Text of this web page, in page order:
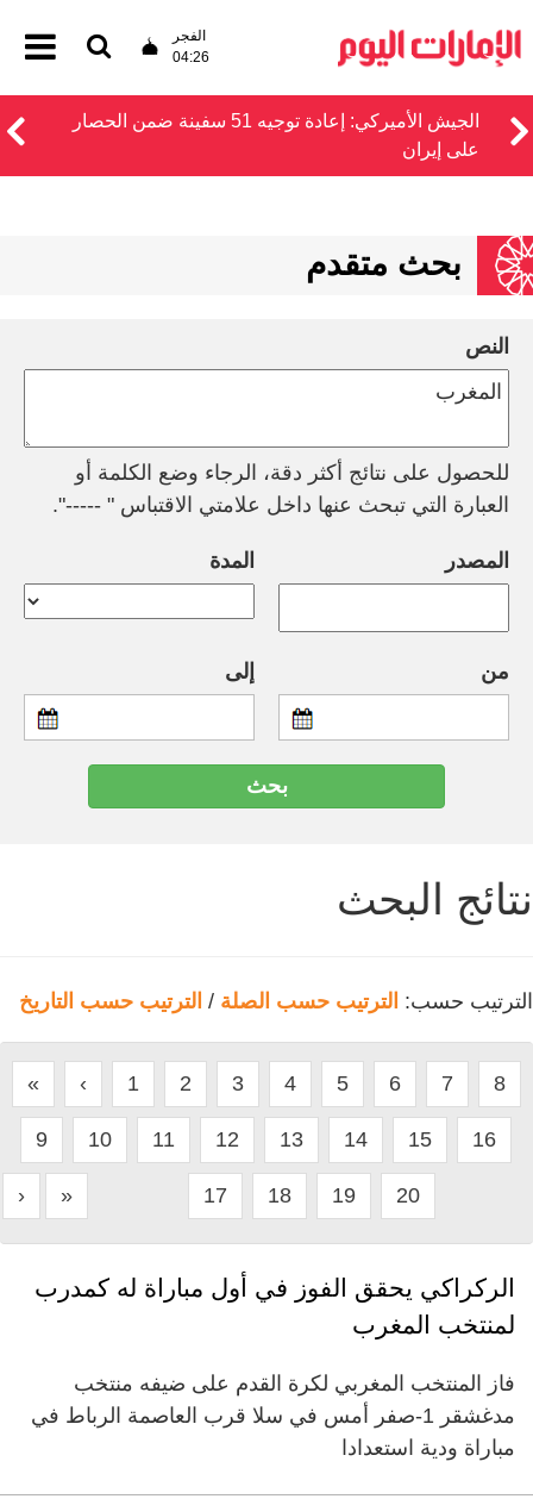
الفجر
04:26
الجيش الأميركي: إعادة توجيه 51 سفينة ضمن الحصار
على إيران
بحث متقدم
النص
للحصول على نتائج أكثر دقة، الرجاء وضع الكلمة أو
العبارة التي تبحث عنها داخل علامتي الاقتباس " -----".
المصدر المدة
من إلى
نتائج البحث
الترتيب حسب: الترتيب حسب الصلة / الترتيب حسب التاريخ
« ‹ 1 2 3 4 5 6 7 8
9 10 11 12 13 14 15 16
17 18 19 20
› »
الركراكي يحقق الفوز في أول مباراة له كمدرب
لمنتخب المغرب
فاز المنتخب المغربي لكرة القدم على ضيفه منتخب
مدغشقر 1-صفر أمس في سلا قرب العاصمة الرباط في
مباراة ودية استعدادا